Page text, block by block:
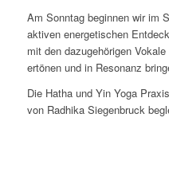
Am Sonntag beginnen wir im
aktiven energetischen
mit den dazugehörigen
ertönen und in Resonanz
Die Hatha und Yin Yoga
von Radhika Siegenbruck